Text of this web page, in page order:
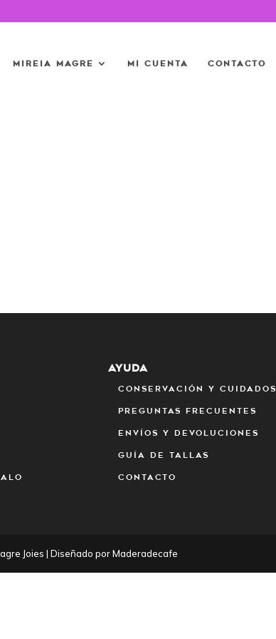
Mireia Magre Mi cuenta Contacto
AYUDA
Conservación y cuidados
Preguntas frecuentes
Envíos y devoluciones
Guía de tallas
Contacto
Joies | Diseñado por Maderadecafe